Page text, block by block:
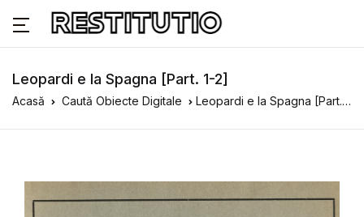
Leopardi e la Spagna [Part. 1-2]
Acasă Caută Obiecte Digitale Leopardi e la Spagna [Part. 1-2]